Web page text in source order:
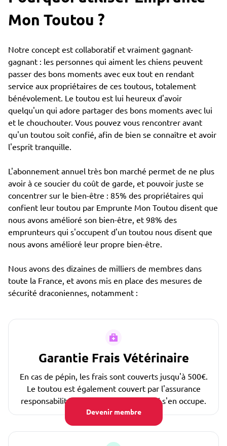
Devenir membre
Mon Toutou ?
Notre concept est collaboratif et vraiment gagnant-
gagnant : les personnes qui aiment les chiens peuvent
passer des bons moments avec eux tout en rendant
service aux propriétaires de ces toutous, totalement
bénévolement. Le toutou est lui heureux d'avoir
quelqu'un qui adore partager des bons moments avec lui
et le chouchouter. Vous pouvez vous rencontrer avant
qu'un toutou soit confié, afin de bien se connaître et avoir
l'esprit tranquille.
L'abonnement annuel très bon marché permet de ne plus
avoir à ce soucier du coût de garde, et pouvoir juste se
concentrer sur le bien-être : 85% des propriétaires qui
confient leur toutou par Emprunte Mon Toutou disent que
nous avons amélioré son bien-être, et 98% des
emprunteurs qui s'occupent d'un toutou nous disent que
nous avons amélioré leur propre bien-être.
Nous avons des dizaines de milliers de membres dans
toute la France, et avons mis en place des mesures de
sécurité draconiennes, notamment :
Garantie Frais Vétérinaire
En cas de pépin, les frais sont couverts jusqu'à 500€.
Le toutou est également couvert par l'assurance
responsabilité civile de la personne qui s'en occupe.